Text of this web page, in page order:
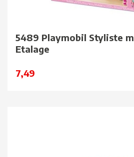
5489 Playmobil Styliste
Etalage
7,49